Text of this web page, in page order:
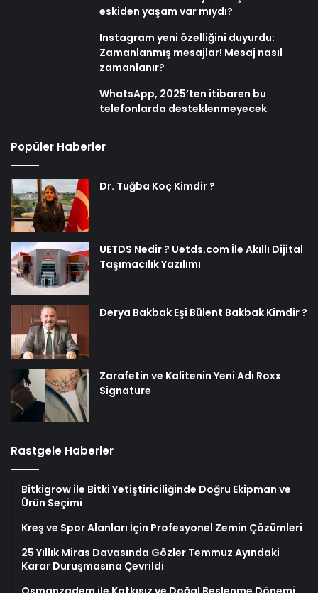
eskiden yaşam var mıydı?
Instagram yeni özelliğini duyurdu:
Zamanlanmış mesajlar! Mesaj nasıl
zamanlanır?
WhatsApp, 2025’ten itibaren bu
telefonlarda desteklenmeyecek
Popüler Haberler
Dr. Tuğba Koç Kimdir ?
UETDS Nedir ? Uetds.com İle Akıllı Dijital
Taşımacılık Yazılımı
Derya Bakbak Eşi Bülent Bakbak Kimdir ?
Zarafetin ve Kalitenin Yeni Adı Roxx
Signature
Rastgele Haberler
Bitkigrow ile Bitki Yetiştiriciliğinde Doğru Ekipman ve
Ürün Seçimi
Kreş ve Spor Alanları İçin Profesyonel Zemin Çözümleri
25 Yıllık Miras Davasında Gözler Temmuz Ayındaki
Karar Duruşmasına Çevrildi